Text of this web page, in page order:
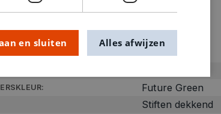
specificaties
Future Green
Stiften dekkend
en sluiten Alles afwijzen